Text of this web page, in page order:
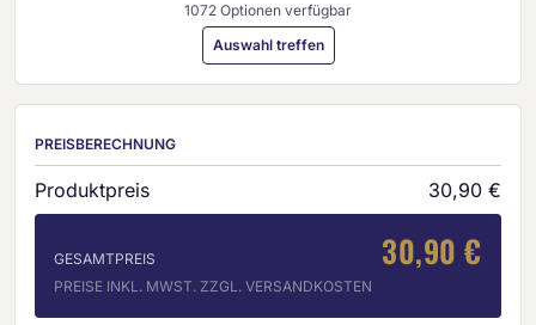
1072 Optionen verfügbar
Auswahl treffen
PREISBERECHNUNG
Produktpreis 30,90 €
GESAMTPREIS 30,90 €
PREISE INKL. MWST. ZZGL. VERSANDKOSTEN